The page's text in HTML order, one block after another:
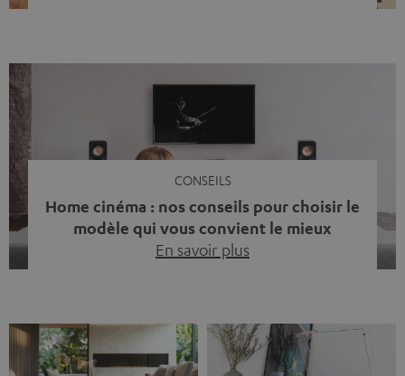
quelque chose qui reflète ce que représente Teufel :
célébrer le pouvoir du son et redonner quelque chose à
la société. La musique fait bien plus que simplement
sonner bien. […]
CONSEILS
Home cinéma : nos conseils pour choisir le
modèle qui vous convient le mieux
En savoir plus
dialogue est couvert par un bruit de fond… et adieu
l’immersion. Rassurez-vous, on a tous vécu ça. Mais la